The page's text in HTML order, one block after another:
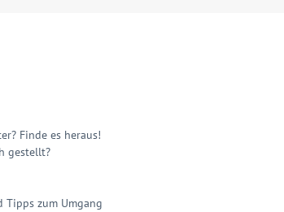
Finde es heraus!
gestellt?
Tipps zum Umgang